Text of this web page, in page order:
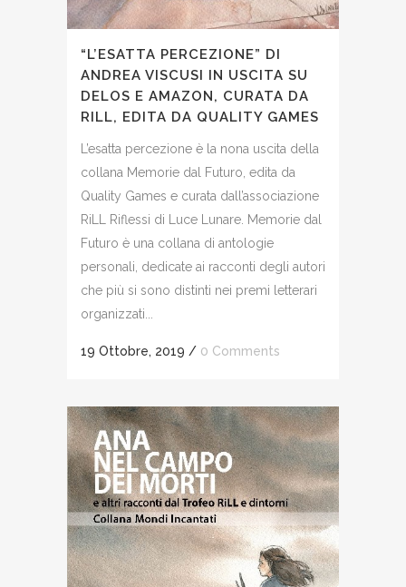
“L’ESATTA PERCEZIONE” DI
ANDREA VISCUSI IN USCITA SU
DELOS E AMAZON, CURATA DA
RILL, EDITA DA QUALITY GAMES
L’esatta percezione è la nona uscita della
collana Memorie dal Futuro, edita da
Quality Games e curata dall’associazione
RiLL Riflessi di Luce Lunare. Memorie dal
Futuro è una collana di antologie
personali, dedicate ai racconti degli autori
che più si sono distinti nei premi letterari
organizzati...
19 Ottobre, 2019 / 0 Comments